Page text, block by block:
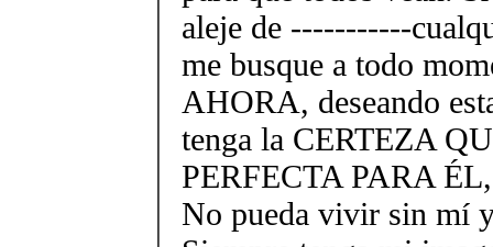
aleje de -----------
me busque a todo
AHORA, deseando
tenga la CERTEZA
PERFECTA PARA
No pueda vivir sin mí